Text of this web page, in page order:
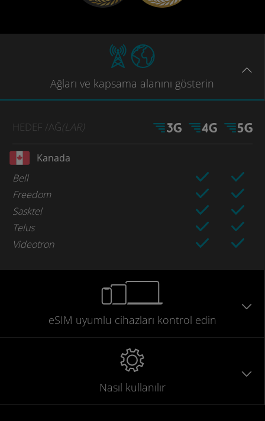
Ağları ve kapsama alanını gösterin
HEDEF /AĞ(LAR)
Kanada
Bell
Freedom
Sasktel
Telus
Videotron
eSIM uyumlu cihazları kontrol edin
Nasıl kullanılır